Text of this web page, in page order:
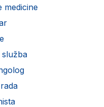
medicine